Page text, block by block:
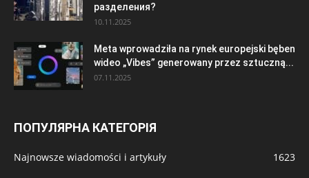
разделения?
10.11.2025
Meta wprowadziła na rynek europejski bęben
wideo „Vibes” generowany przez sztuczną...
07.11.2025
ПОПУЛЯРНА КАТЕГОРІЯ
Najnowsze wiadomości i artykuły 1623